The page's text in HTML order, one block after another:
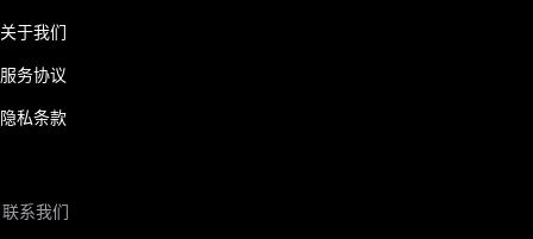
关于我们
服务协议
隐私条款
联系我们